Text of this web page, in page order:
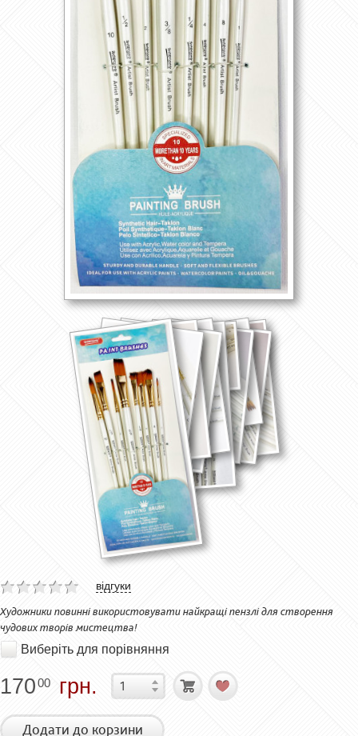
відгуки
Художники повинні використовувати найкращі пензлі для створення
чудових творів мистецтва!
Виберіть для порівняння
17000 грн.
Додати до корзини